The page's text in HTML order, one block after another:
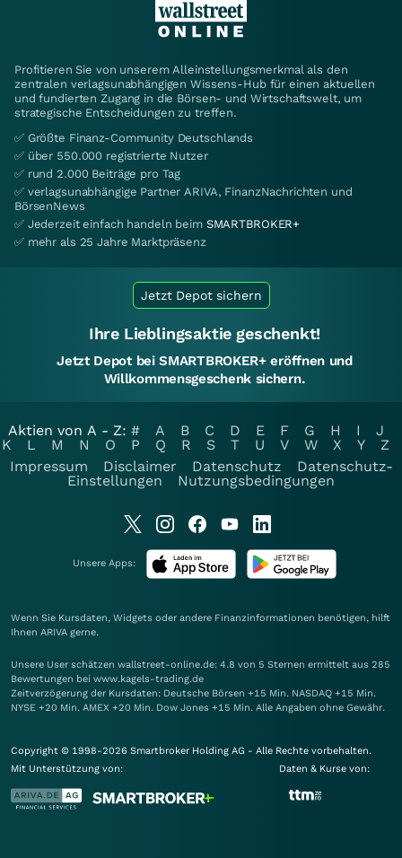
Profitieren Sie von unserem Alleinstellungsmerkmal als den
zentralen verlagsunabhängigen Wissens-Hub für einen aktuellen
und fundierten Zugang in die Börsen- und Wirtschaftswelt, um
strategische Entscheidungen zu treffen.
✅ Größte Finanz-Community Deutschlands
✅ über 550.000 registrierte Nutzer
✅ rund 2.000 Beiträge pro Tag
✅ verlagsunabhängige Partner ARIVA, FinanzNachrichten und
BörsenNews
✅ Jederzeit einfach handeln beim SMARTBROKER+
✅ mehr als 25 Jahre Marktpräsenz
Jetzt Depot sichern
Ihre Lieblingsaktie geschenkt!
Jetzt Depot bei SMARTBROKER+ eröffnen und
Willkommensgeschenk sichern.
Aktien von A - Z: # A B C D E F G H I
J
K
L M N O P Q R S T U V W X Y
Z
Impressum
Disclaimer Datenschutz
Datenschutz-
Einstellungen
Nutzungsbedingungen
Unsere Apps:
Wenn Sie Kursdaten, Widgets oder andere Finanzinformationen benötigen, hilft
Ihnen ARIVA gerne.
Unsere User schätzen wallstreet-online.de: 4.8 von 5 Sternen ermittelt aus 285
Bewertungen bei www.kagels-trading.de
Zeitverzögerung der Kursdaten: Deutsche Börsen +15 Min. NASDAQ +15 Min.
NYSE +20 Min. AMEX +20 Min. Dow Jones +15 Min. Alle Angaben ohne Gewähr.
Copyright © 1998-2026 Smartbroker Holding AG - Alle Rechte vorbehalten.
Mit Unterstützung von:
Daten & Kurse von: